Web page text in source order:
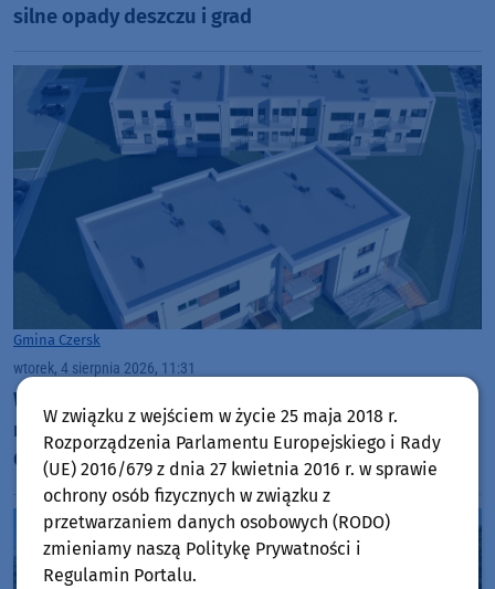
silne opady deszczu i grad
Gmina Czersk
wtorek, 4 sierpnia 2026, 11:31
W czwartek (6.08) dzień otwarty na budowie
mieszkań Społecznej Inicjatywy Mieszkaniowej w
Czersku
W związku z wejściem w życie 25 maja 2018 r.
Rozporządzenia Parlamentu Europejskiego i Rady
(UE) 2016/679 z dnia 27 kwietnia 2016 r. w sprawie
ochrony osób fizycznych w związku z
przetwarzaniem danych osobowych (RODO)
zmieniamy naszą Politykę Prywatności i
Regulamin Portalu.